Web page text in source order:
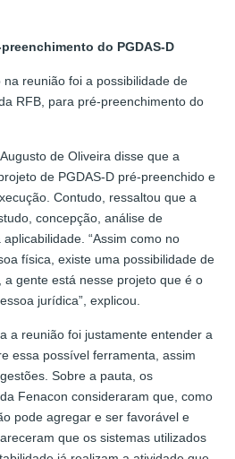
do PGDAS-D
reunião foi a possibilidade de
RFB, para pré-preenchimento do
de Oliveira disse que a
de PGDAS-D pré-preenchido e
Contudo, ressaltou que a
concepção, análise de
“Assim como no
física, existe uma possibilidade de
gente está nesse projeto que é o
jurídica”, explicou.
a reunião foi justamente entender a
essa possível ferramenta, assim
Sobre a pauta, os
Fenacon consideraram que, como
pode agregar e ser favorável e
que os sistemas utilizados